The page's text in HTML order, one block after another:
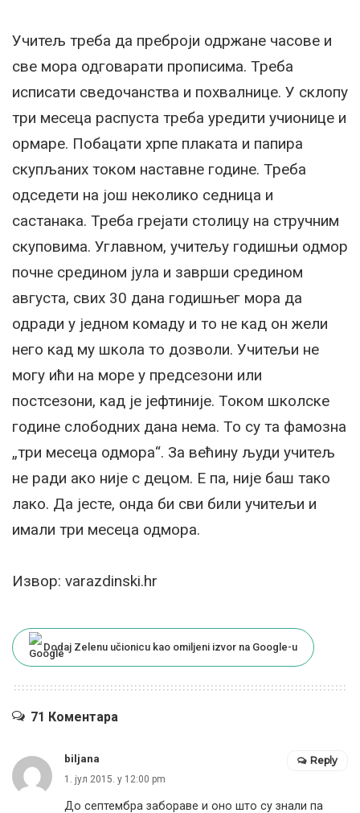
Учитељ треба да преброји одржане часове и
све мора одговарати прописима. Треба
исписати сведочанства и похвалнице. У склопу
три месеца распуста треба уредити учионице и
ормаре. Побацати хрпе плаката и папира
скупљаних током наставне године. Треба
одседети на још неколико седница и
састанака. Треба грејати столицу на стручним
скуповима. Углавном, учитељу годишњи одмор
почне средином јула и заврши средином
августа, свих 30 дана годишњег мора да
одради у једном комаду и то не кад он жели
него кад му школа то дозволи. Учитељи не
могу ићи на море у предсезони или
постсезони, кад је јефтиније. Током школске
године слободних дана нема. То су та фамозна
„три месеца одмора“. За већину људи учитељ
не ради ако није с децом. Е па, није баш тако
лако. Да јесте, онда би сви били учитељи и
имали три месеца одмора.
Извор: varazdinski.hr
Dodaj Zelenu učionicu kao omiljeni izvor na Google-u
71 Коментара
biljana
1. јул 2015. у 12:00 pm
До септембра забораве и оно што су знали па
Reply